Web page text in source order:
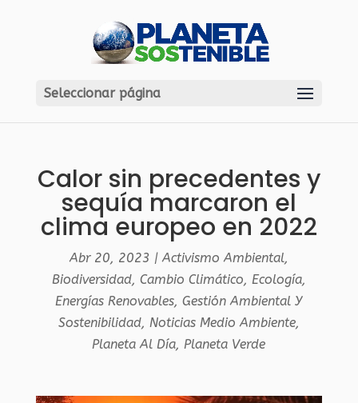
Seleccionar página
Calor sin precedentes y
sequía marcaron el
clima europeo en 2022
Abr 20, 2023 |Activismo Ambiental,
Biodiversidad, Cambio Climático, Ecología,
Energías Renovables,Gestión Ambiental Y
Sostenibilidad, Noticias Medio Ambiente,
Planeta Al Día,Planeta Verde